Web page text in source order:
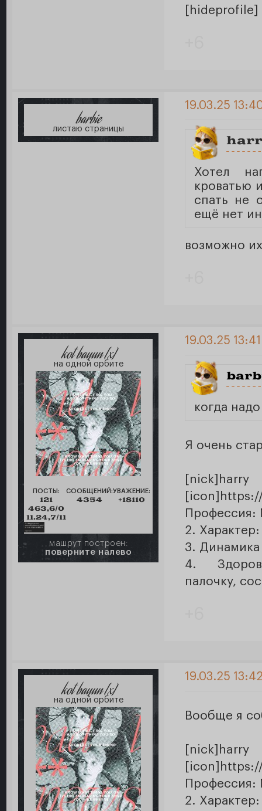
[hideprofile]
barbie
листаю страницы
19.03.25
Хотел
кроватью
спать не
ещё нет
возможно
kot bayun [x]
на одной орбите
ПОСТЫ:
121
463,6/0
11.24,7/11
СООБЩЕНИЙ:
4354
УВАЖЕНИЕ:
+18110
машрут построен:
поверните налево
19.03.25
когда
Я очень
Профессия:
2.
3.
4.
палочку,
kot bayun [x]
на одной орбите
19.03.25
Вообще я
Профессия:
2.